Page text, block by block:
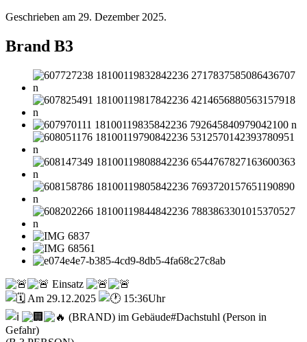
Geschrieben am 29. Dezember 2025.
Brand B3
Einsatz
Am 29.12.2025
15:36Uhr
(BRAND) im Gebäude#Dachstuhl (Person in
Gefahr)